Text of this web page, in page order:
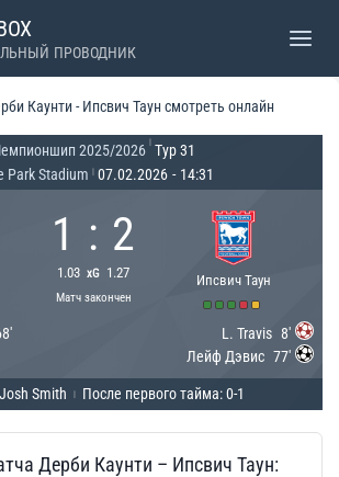
ПРОВОДНИК
Каунти - Ипсвич Таун смотреть онлайн
2025/2026 Тур 31
Park Stadium 07.02.2026 - 14:31
1 : 2
1.03 xG 1.27
Матч закончен
Ипсвич Таун
L. Travis 8'
Лейф Дэвис 77'
Smith После первого тайма: 0-1
Дерби Каунти – Ипсвич Таун: